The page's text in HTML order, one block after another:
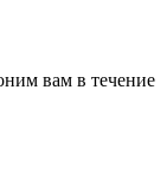
вам в течение